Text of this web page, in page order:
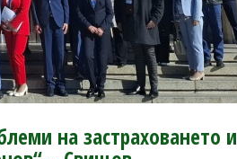
на застраховането и